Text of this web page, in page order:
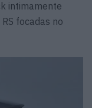
intimamente
focadas no